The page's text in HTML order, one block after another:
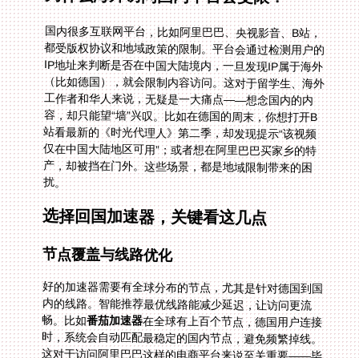
国内很多互联网平台，比如阿里巴巴、央视影音、B站，
都受版权协议和地域政策的限制。平台会通过检测用户的
IP地址来判断是否在中国大陆境内，一旦发现IP属于海外
（比如德国），就会限制内容访问。这对于留学生、海外
工作者和华人来说，无疑是一大痛点——想念国内的内
容，却只能望“墙”兴叹。比如在德国的周末，你想打开B
站看最新的《时光代理人》第二季，却发现提示“该视频
仅在中国大陆地区可用”；或者想在阿里巴巴买家乡的特
产，却被挡在门外。这些场景，都是地域限制带来的困
扰。
选择回国加速器，关键看这几点
节点覆盖与线路优化
好的加速器需要有全球分布的节点，尤其是针对德国到国
内的线路。智能推荐最优线路能减少延迟，让访问更流
畅。比如番茄加速器在全球有上百个节点，德国用户连接
时，系统会自动匹配最稳定的国内节点，避免频繁掉线。
这对于访问阿里巴巴这样的电商平台来说至关重要——毕